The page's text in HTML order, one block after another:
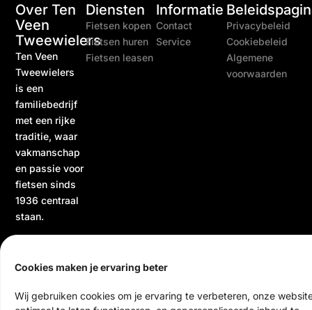
Cookies maken je ervaring beter
Wij gebruiken cookies om je ervaring te verbeteren, onze
Over Ten
Veen
Tweewielers
Ten Veen
Tweewielers
is een
familiebedrijf
met een rijke
traditie, waar
vakmanschap
en passie voor
fietsen sinds
1936 centraal
staan.
Diensten
Fietsen kopen
Fietsen huren
Fietsen leasen
Informatie
Contact
Service
Privacybeleid
Cookiebeleid
Algemene
voorwaarden